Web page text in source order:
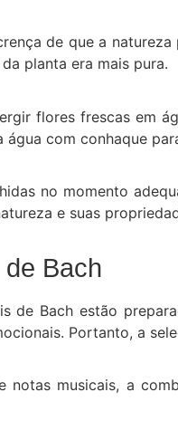
de que a
planta era mais pura.
flores frescas em
com conhaque
no momento
e suas
Bach
de Bach estão
Portanto, a
notas musicais, a